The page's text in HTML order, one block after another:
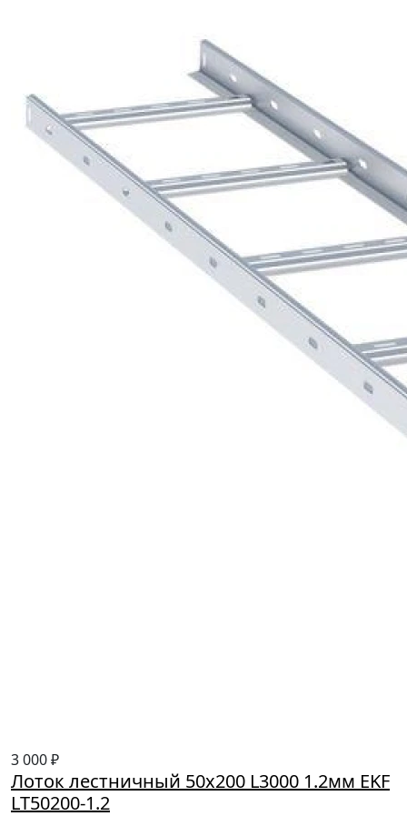
3 000 ₽
Лоток лестничный 50х200 L3000 1.2мм EKF
LT50200-1.2